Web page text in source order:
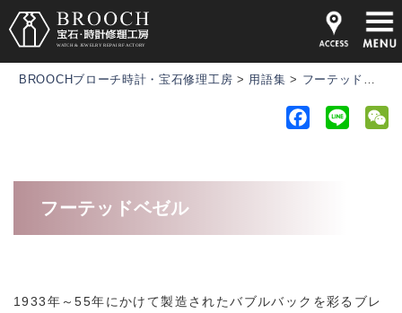
BROOCHブローチ時計・宝石修理工房 > 用語集 > フーテッドベゼル
フーテッドベゼル
1933年～55年にかけて製造されたバブルバックを彩るブレ